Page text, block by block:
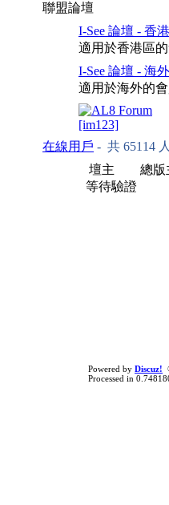
聯盟論壇
I-See 論壇 - 香
適用於香港區
I-See 論壇 - 海
適用於海外的
[im123]
在線用戶 - 共 65114
壇主
總
等待驗證
Powered by Discuz!
Processed in